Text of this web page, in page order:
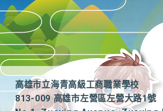
高雄市立海青高級工商職業學校
813-009 高雄市左營區左營大路1號